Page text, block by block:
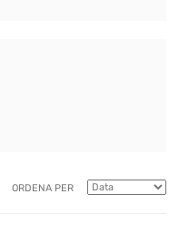
ORDENA PER